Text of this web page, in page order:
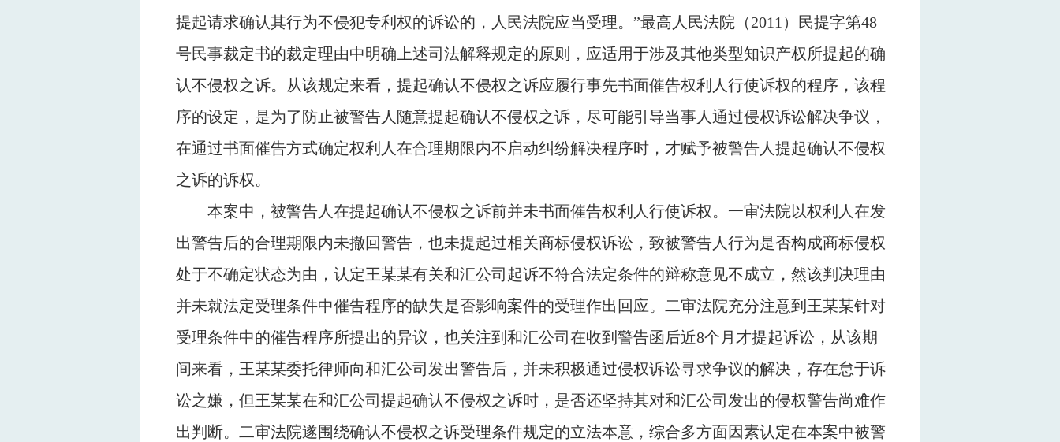
提起请求确认其行为不侵犯专利权的诉讼的，人民法院应当受理。”最高人民法院（2011 ）民提字第48
号民事裁定书的裁定理由中明确上述司法解释规定的原则，应适用于涉及其他类型知识产权所提起的确
认不侵权之诉。从该规定来看，提起确认不侵权之诉应履行事先书面催告权利人行使诉权的程序，该程
序的设定，是为了防止被警告人随意提起确认不侵权之诉，尽可能引导当事人通过侵权诉讼解决争议，
在通过书面催告方式确定权利人在合理期限内不启动纠纷解决程序时，才赋予被警告人提起确认不侵权
之诉的诉权。
本案中，被警告人在提起确认不侵权之诉前并未书面催告权利人行使诉权。一审法院以权利人在发
出警告后的合理期限内未撤回警告，也未提起过相关商标侵权诉讼，致被警告人行为是否构成商标侵权
处于不确定状态为由，认定王某某有关和汇公司起诉不符合法定条件的辩称意见不成立，然该判决理由
并未就法定受理条件中催告程序的缺失是否影响案件的受理作出回应。二审法院充分注意到王某某针对
受理条件中的催告程序所提出的异议，也关注到和汇公司在收到警告函后近8个月才提起诉讼，从该期
间来看，王某某委托律师向和汇公司发出警告后，并未积极通过侵权诉讼寻求争议的解决，存在怠于诉
讼之嫌，但王某某在和汇公司提起确认不侵权之诉时，是否还坚持其对和汇公司发出的侵权警告尚难作
出判断。二审法院遂围绕确认不侵权之诉受理条件规定的立法本意，综合多方面因素认定在本案中被警